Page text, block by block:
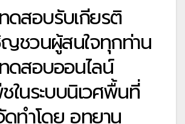
ดสอบรับเกียรติ
ชวนผู้สนใจทุกท่าน
ดสอบออนไลน์
ในระบบนิเวศพื้นที่
ทำโดย อุทยาน